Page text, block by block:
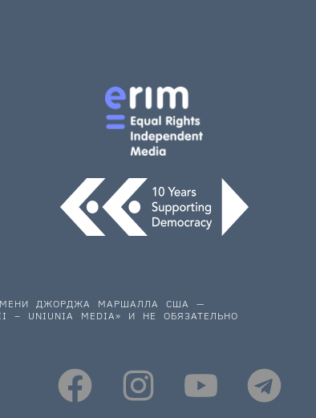
ИМЕНИ ДЖОРДЖА МАРШАЛЛА США —
– UNIUNIA MEDIA» И НЕ ОБЯЗАТЕЛЬНО